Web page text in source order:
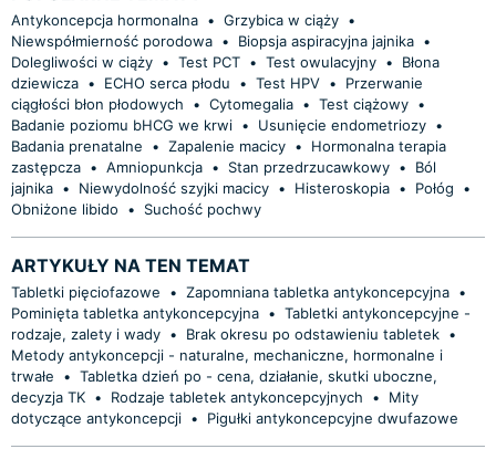
Antykoncepcja hormonalna • Grzybica w ciąży •
Niewspółmierność porodowa • Biopsja aspiracyjna jajnika •
Dolegliwości w ciąży • Test PCT • Test owulacyjny •
Błona
dziewicza • ECHO serca płodu • Test HPV •
Przerwanie
ciągłości błon płodowych
• Cytomegalia • Test ciążowy •
Badanie poziomu bHCG we krwi • Usunięcie endometriozy •
Badania prenatalne
• Zapalenie macicy •
Hormonalna terapia
zastępcza • Amniopunkcja • Stan przedrzucawkowy •
Ból
jajnika • Niewydolność szyjki macicy • Histeroskopia • Połóg
•
Obniżone libido
• Suchość pochwy
ARTYKUŁY NA TEN TEMAT
Tabletki pięciofazowe • Zapomniana tabletka antykoncepcyjna •
Pominięta tabletka antykoncepcyjna • Tabletki antykoncepcyjne -
rodzaje, zalety i wady • Brak okresu po odstawieniu tabletek •
Metody antykoncepcji - naturalne, mechaniczne, hormonalne i
trwałe
• Tabletka dzień po - cena, działanie, skutki uboczne,
decyzja TK • Rodzaje tabletek antykoncepcyjnych •
Mity
dotyczące antykoncepcji • Pigułki antykoncepcyjne dwufazowe